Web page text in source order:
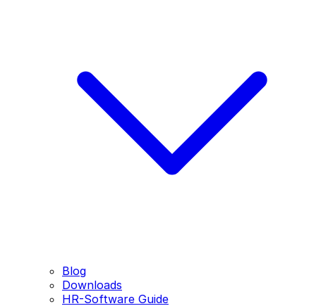
Blog
Downloads
HR-Software Guide